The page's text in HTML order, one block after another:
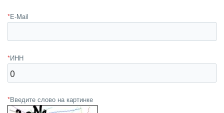
*E-Mail
*ИНН
*Введите слово на картинке